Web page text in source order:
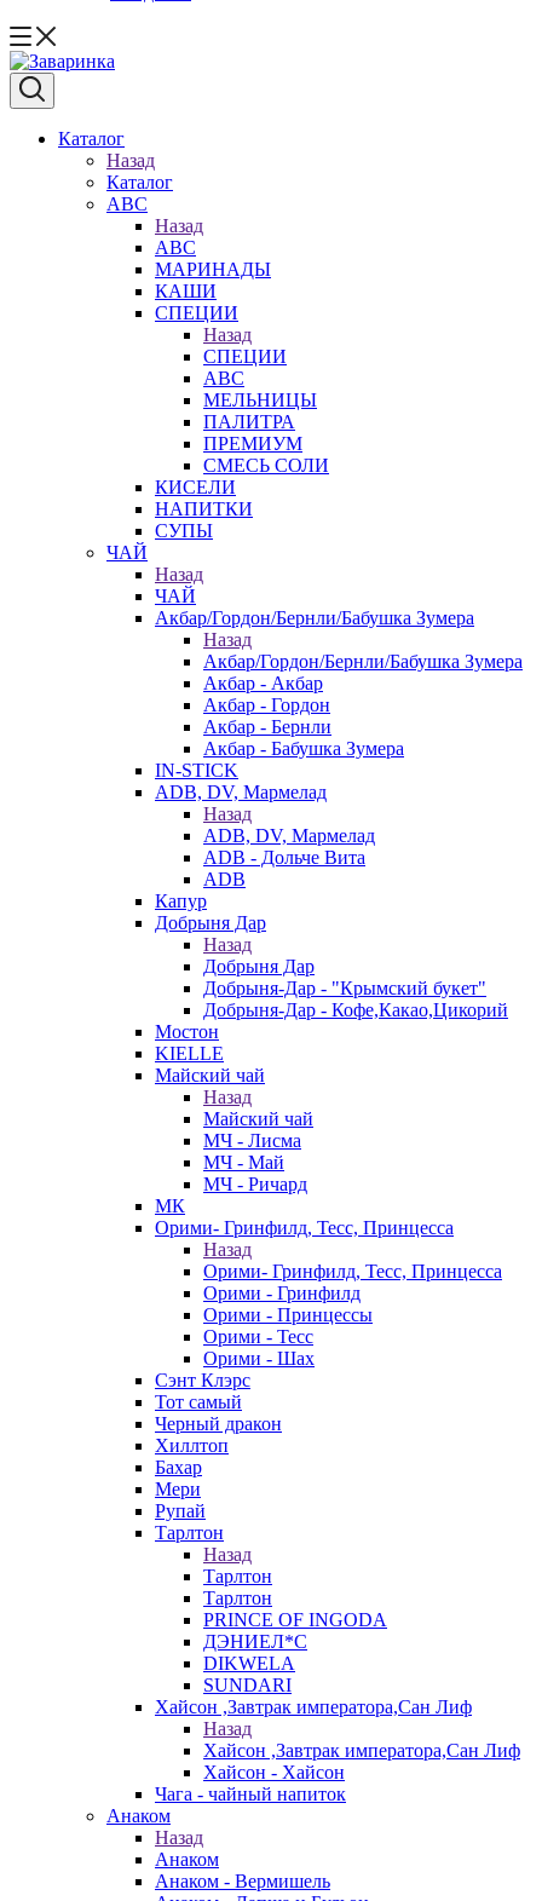
Каталог
Назад
Каталог
АВС
Назад
АВС
МАРИНАДЫ
КАШИ
СПЕЦИИ
Назад
СПЕЦИИ
АВС
МЕЛЬНИЦЫ
ПАЛИТРА
ПРЕМИУМ
СМЕСЬ СОЛИ
КИСЕЛИ
НАПИТКИ
СУПЫ
ЧАЙ
Назад
ЧАЙ
Акбар/Гордон/Бернли/Бабушка Зумера
Назад
Акбар/Гордон/Бернли/Бабушка Зумера
Акбар - Акбар
Акбар - Гордон
Акбар - Бернли
Акбар - Бабушка Зумера
IN-STICK
ADB, DV, Мармелад
Назад
ADB, DV, Мармелад
ADB - Дольче Вита
ADB
Капур
Добрыня Дар
Назад
Добрыня Дар
Добрыня-Дар - "Крымский букет"
Добрыня-Дар - Кофе,Какао,Цикорий
Мостон
KIELLE
Майский чай
Назад
Майский чай
МЧ - Лисма
МЧ - Май
МЧ - Ричард
МК
Орими- Гринфилд, Тесс, Принцесса
Назад
Орими- Гринфилд, Тесс, Принцесса
Орими - Гринфилд
Орими - Принцессы
Орими - Тесс
Орими - Шах
Сэнт Клэрс
Тот самый
Черный дракон
Хиллтоп
Бахар
Мери
Рупай
Тарлтон
Назад
Тарлтон
Тарлтон
PRINCE OF INGODA
ДЭНИЕЛ*С
DIKWELA
SUNDARI
Хайсон ,Завтрак императора,Сан Лиф
Назад
Хайсон ,Завтрак императора,Сан Лиф
Хайсон - Хайсон
Чага - чайный напиток
Анаком
Назад
Анаком
Анаком - Вермишель